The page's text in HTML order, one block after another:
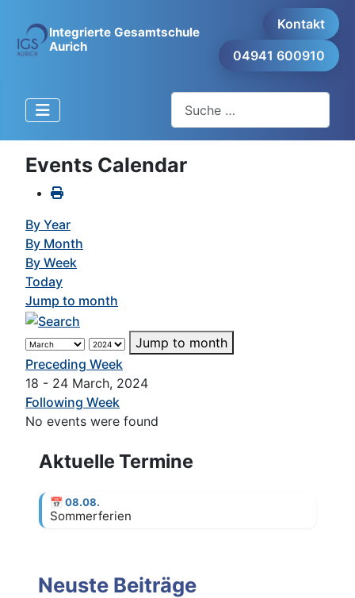
Integrierte Gesamtschule
Aurich
Kontakt
04941 600910
Events Calendar
By Year
By Month
By Week
Today
Jump to month
Jump to month
Preceding Week
18 - 24 March, 2024
Following Week
No events were found
Aktuelle Termine
📅 08.08.
Sommerferien
Neuste Beiträge